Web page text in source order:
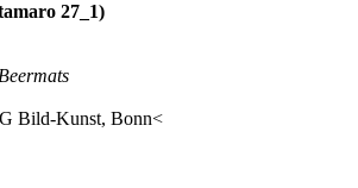
27_1)
Beermats
Bild-Kunst, Bonn<